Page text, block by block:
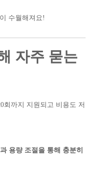
수월해져요!
자주 묻는
회까지 지원되고 비용도 저
용량 조절을 통해 충분히